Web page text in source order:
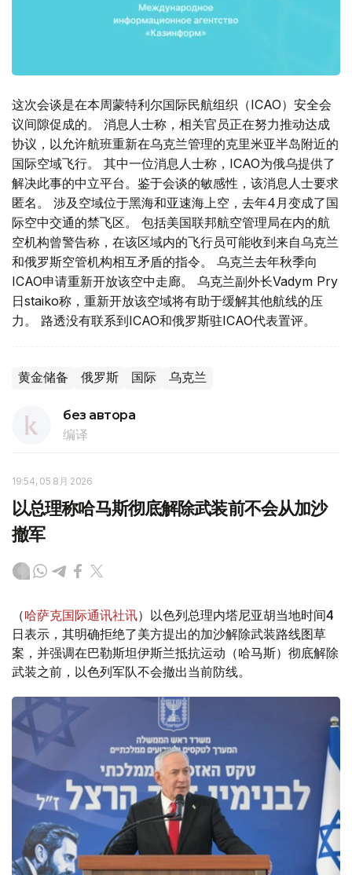
这次会谈是在本周蒙特利尔国际民航组织（ICAO）安全会
议间隙促成的。 消息人士称，相关官员正在努力推动达成
协议，以允许航班重新在乌克兰管理的克里米亚半岛附近的
国际空域飞行。 其中一位消息人士称，ICAO为俄乌提供了
解决此事的中立平台。鉴于会谈的敏感性，该消息人士要求
匿名。 涉及空域位于黑海和亚速海上空，去年4月变成了国
际空中交通的禁飞区。 包括美国联邦航空管理局在内的航
空机构曾警告称，在该区域内的飞行员可能收到来自乌克兰
和俄罗斯空管机构相互矛盾的指令。 乌克兰去年秋季向
ICAO申请重新开放该空中走廊。 乌克兰副外长Vadym Pry
日staiko称，重新开放该空域将有助于缓解其他航线的压
力。 路透没有联系到ICAO和俄罗斯驻ICAO代表置评。
黄金储备 俄罗斯 国际 乌克兰
без автора
编译
19:54, 05 8月 2026
以总理称哈马斯彻底解除武装前不会从加沙
撤军
（哈萨克国际通讯社讯）以色列总理内塔尼亚胡当地时间4
日表示，其明确拒绝了美方提出的加沙解除武装路线图草
案，并强调在巴勒斯坦伊斯兰抵抗运动（哈马斯）彻底解除
武装之前，以色列军队不会撤出当前防线。